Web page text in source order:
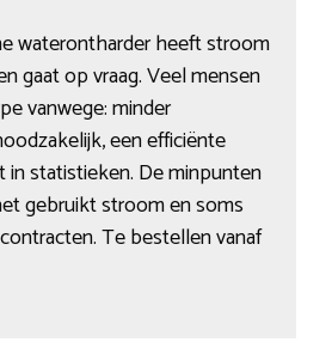
waterontharder heeft stroom
gaat op vraag. Veel mensen
vanwege: minder
een efficiënte
in statistieken. De minpunten
gebruikt stroom en soms
Te bestellen vanaf